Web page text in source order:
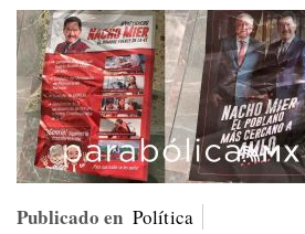
Publicado en Política